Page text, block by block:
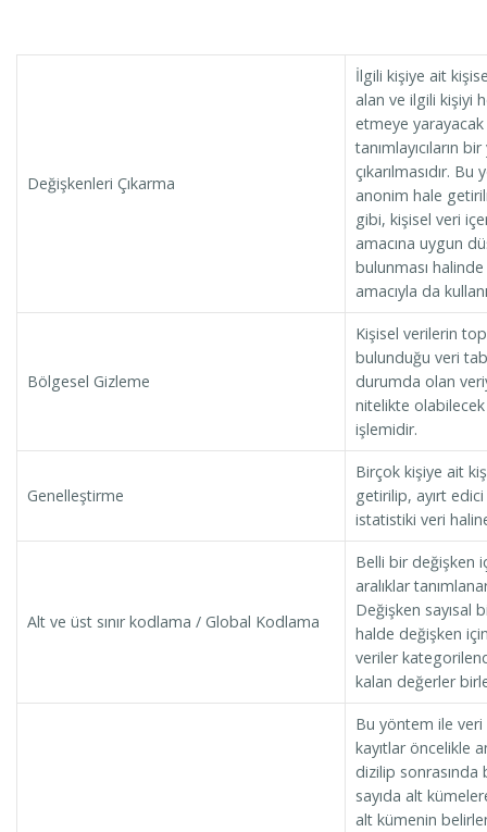
Değişkenleri Çıkarma
İlgili kişiye ait
alan ve ilgili kişiyi
etmeye
tanımlayıcıların
çıkarılmasıdır.
anonim hale
gibi, kişisel veri
amacına uygun
bulunması
amacıyla da
Bölgesel Gizleme
Kişisel verilerin
bulunduğu veri
durumda olan
nitelikte
işlemidir.
Genelleştirme
Birçok kişiye ait
getirilip, ayırt edici
istatistiki veri
Alt ve üst sınır kodlama / Global Kodlama
Belli bir değişken
aralıklar
Değişken sayısal
halde değişken
veriler
kalan değerler
Bu yöntem ile
kayıtlar öncelikle
dizilip
sayıda alt
alt kümenin